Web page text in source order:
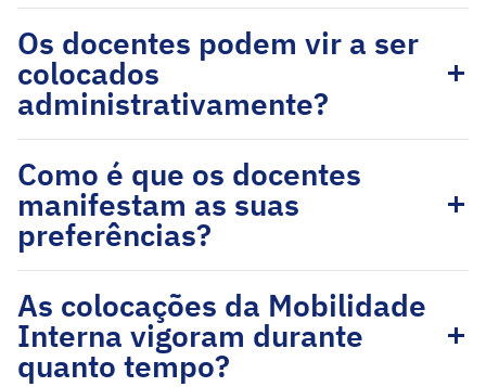
Os docentes podem vir a ser
colocados
administrativamente?
Como é que os docentes
manifestam as suas
preferências?
As colocações da Mobilidade
Interna vigoram durante
quanto tempo?